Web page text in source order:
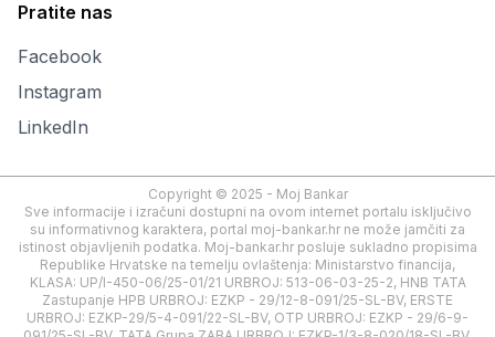
Pratite nas
Facebook
Instagram
LinkedIn
Copyright © 2025 - Moj Bankar
Sve informacije i izračuni dostupni na ovom internet portalu isključivo
su informativnog karaktera, portal moj-bankar.hr ne može jamčiti za
istinost objavljenih podatka. Moj-bankar.hr posluje sukladno propisima
Republike Hrvatske na temelju ovlaštenja: Ministarstvo financija,
KLASA: UP/I-450-06/25-01/21 URBROJ: 513-06-03-25-2, HNB TATA
Zastupanje HPB URBROJ: EZKP - 29/12-8-091/25-SL-BV, ERSTE
URBROJ: EZKP-29/5-4-091/22-SL-BV, OTP URBROJ: EZKP - 29/6-9-